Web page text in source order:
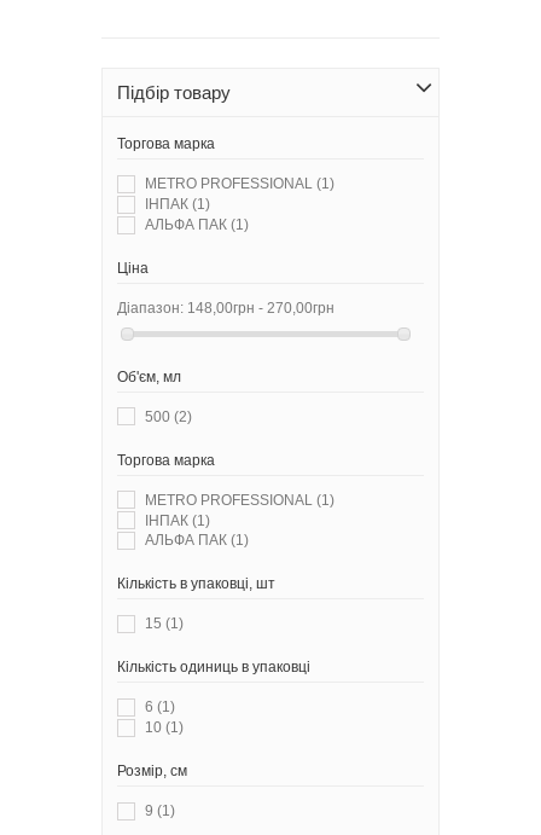
Підбір товару
Торгова марка
METRO PROFESSIONAL (1)
ІНПАК (1)
АЛЬФА ПАК (1)
Ціна
Діапазон: 148,00грн - 270,00грн
Об'єм, мл
500 (2)
Торгова марка
METRO PROFESSIONAL (1)
ІНПАК (1)
АЛЬФА ПАК (1)
Кількість в упаковці, шт
15 (1)
Кількість одиниць в упаковці
6 (1)
10 (1)
Розмір, см
9 (1)